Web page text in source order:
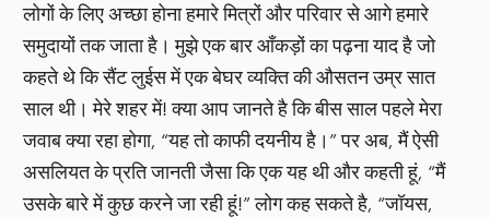
लोगों के लिए अच्छा होना हमारे मित्रों और परिवार से आगे हमारे
समुदायों तक जाता है। मुझे एक बार आँकड़ों का पढ़ना याद है जो
कहते थे कि सैंट लुईस में एक बेघर व्यक्ति की औसतन उम्र सात
साल थी। मेरे शहर में! क्या आप जानते है कि बीस साल पहले मेरा
जवाब क्या रहा होगा, “यह तो काफी दयनीय है।” पर अब, मैं ऐसी
असलियत के प्रति जानती जैसा कि एक यह थी और कहती हूं, “मैं
उसके बारे में कुछ करने जा रही हूं!” लोग कह सकते है, “जॉयस,